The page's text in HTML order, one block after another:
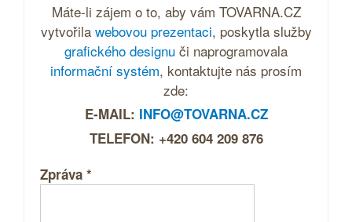
Máte-li zájem o to, aby vám TOVARNA.CZ
vytvořila webovou prezentaci, poskytla služby
grafického designu či naprogramovala
informační systém, kontaktujte nás prosím
zde:
E-MAIL: INFO@TOVARNA.CZ
TELEFON: +420 604 209 876
Zpráva *